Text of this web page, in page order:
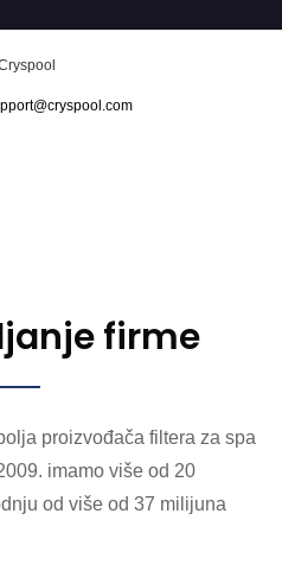
firme
proizvođača filtera za spa
imamo više od 20
od više od 37 milijuna